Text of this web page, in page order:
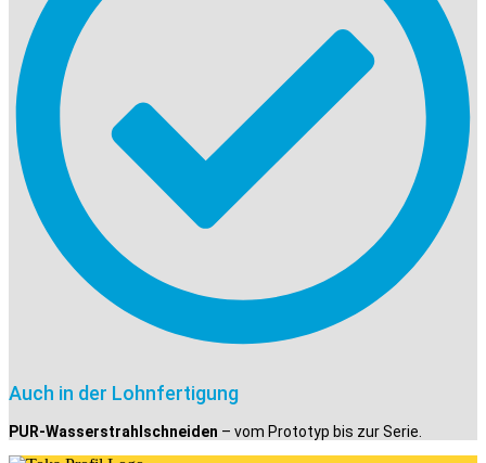
Auch in der Lohnfertigung
PUR-Wasserstrahlschneiden – vom Prototyp bis zur Serie.